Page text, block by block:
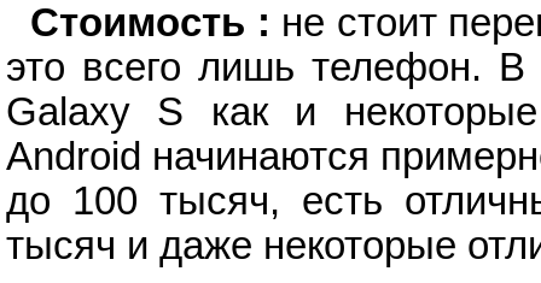
Стоимость : не стоит
это всего лишь телефон.
Galaxy S как и
Android начинаются
до 100 тысяч, есть
тысяч и даже некоторые